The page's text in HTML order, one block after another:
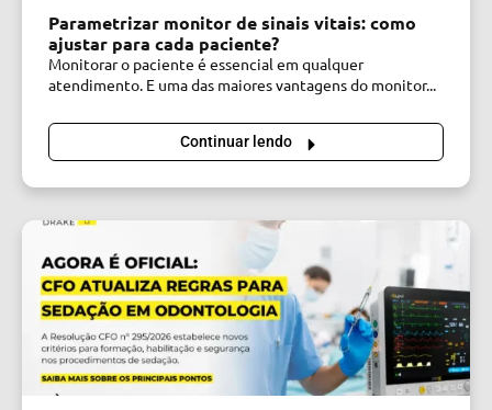
Parametrizar monitor de sinais vitais: como
ajustar para cada paciente?
Monitorar o paciente é essencial em qualquer
atendimento. E uma das maiores vantagens do monitor...
Continuar lendo